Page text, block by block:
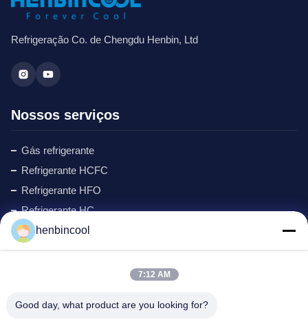
Refrigeração Co. de Chengdu Henbin, Ltd
Nossos serviços
Gás refrigerante
Refrigerante HCFC
Refrigerante HFO
Refrigerante HC
Ciclopentano refrigerante
Gás MAPP
Agente de formação de espuma
peças de refrigeração
henbincool
7:12 AM
Good day, what product are you looking for?